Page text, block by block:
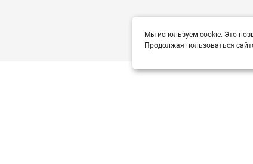
Мы используем cookie. Это
Продолжая пользоваться